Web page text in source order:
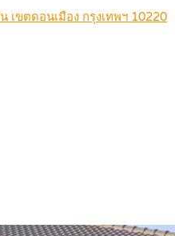
เขตดอนเมือง กรุงเทพฯ 10220